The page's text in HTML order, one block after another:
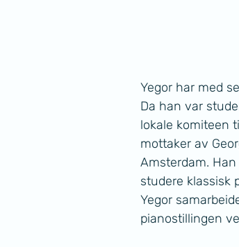
Yegor har med
Da han var
lokale komiteen
mottaker av
Amsterdam.
studere klassisk
Yegor
pianostillingen